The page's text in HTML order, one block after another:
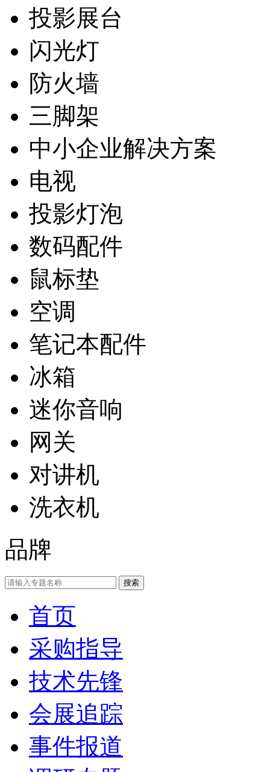
投影展台
闪光灯
防火墙
三脚架
中小企业解决方案
电视
投影灯泡
数码配件
鼠标垫
空调
笔记本配件
冰箱
迷你音响
网关
对讲机
洗衣机
品牌
首页
采购指导
技术先锋
会展追踪
事件报道